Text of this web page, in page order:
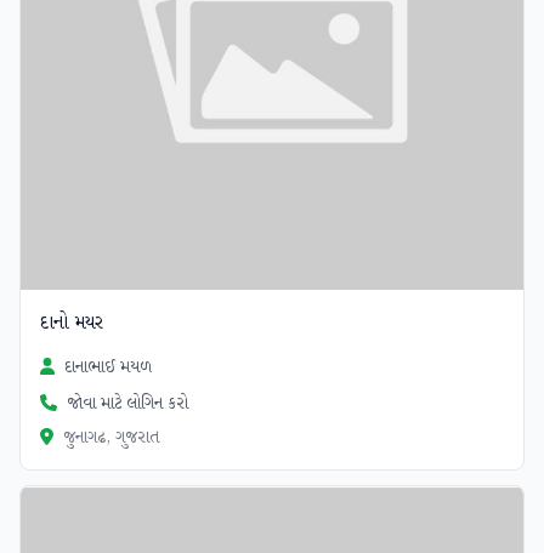
દાનો મયર
દાનાભાઈ મયળ
જોવા માટે લોગિન કરો
જુનાગઢ, ગુજરાત